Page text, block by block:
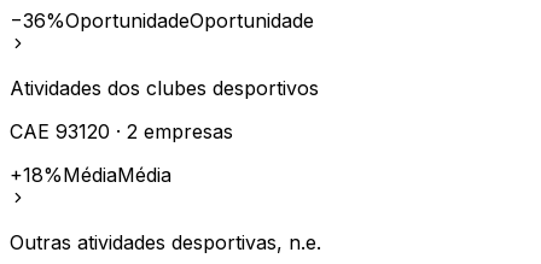
−36%OportunidadeOportunidade
Atividades dos clubes desportivos
CAE 93120 · 2 empresas
+18%MédiaMédia
Outras atividades desportivas, n.e.